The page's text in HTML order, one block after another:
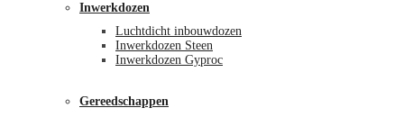
Inwerkdozen
Luchtdicht inbouwdozen
Inwerkdozen Steen
Inwerkdozen Gyproc
Gereedschappen